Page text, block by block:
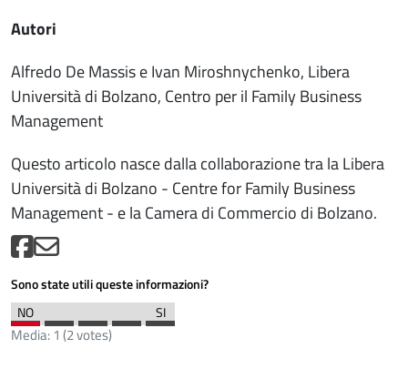
Autori
Alfredo De Massis e Ivan Miroshnychenko, Libera
Università di Bolzano, Centro per il Family Business
Management
Questo articolo nasce dalla collaborazione tra la Libera
Università di Bolzano - Centre for Family Business
Management - e la Camera di Commercio di Bolzano.
Sono state utili queste informazioni?
Media:1 (2votes)